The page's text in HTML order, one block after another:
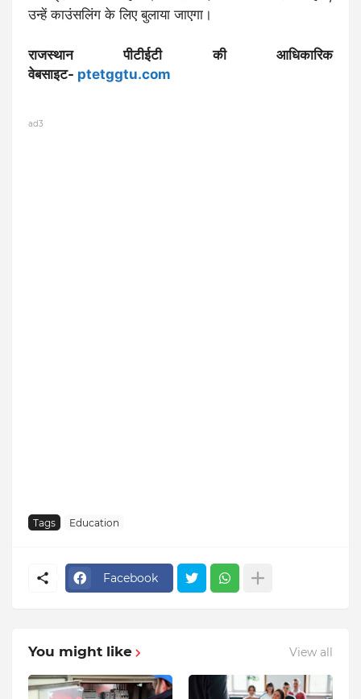
उन्हें काउंसलिंग के लिए बुलाया जाएगा।
राजस्थान पीटीईटी की आधिकारिक
वेबसाइट- ptetggtu.com
ad3
Tags Education
Facebook
You might like View all